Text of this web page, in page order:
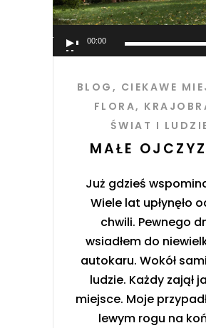
plików
00:00
BLOG , CIEKAWE
FLORA,
ŚWIAT I
MAŁE
Już gdzieś
Wiele lat upłynęło
chwili. Pewnego
wsiadłem do
autokaru. Wokół
ludzie. Każdy zajął
miejsce. Moje
lewym rogu na